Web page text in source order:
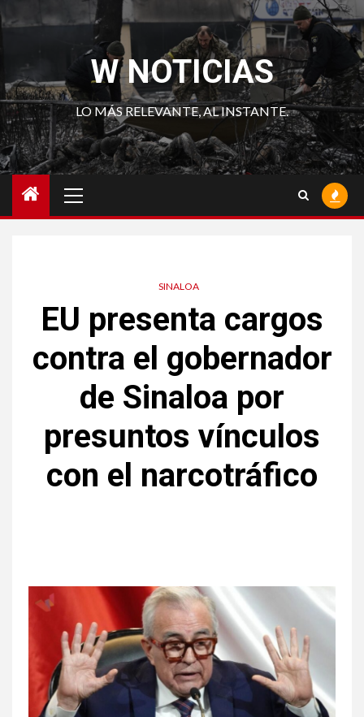
al
W NOTICIAS
LO MÁS RELEVANTE, AL INSTANTE.
principal
SINALOA
EU presenta cargos
contra el gobernador
de Sinaloa por
presuntos vínculos
con el narcotráfico